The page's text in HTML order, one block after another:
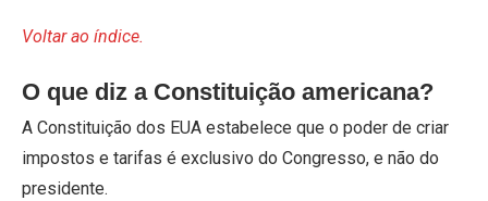
Voltar ao índice.
O que diz a Constituição americana?
A Constituição dos EUA estabelece que o poder de criar
impostos e tarifas é exclusivo do Congresso, e não do
presidente.